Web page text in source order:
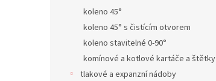
koleno 45°
koleno 45° s čistícím otvorem
koleno stavitelné 0-90°
komínové a kotlové kartáče a štětky
tlakové a expanzní nádoby